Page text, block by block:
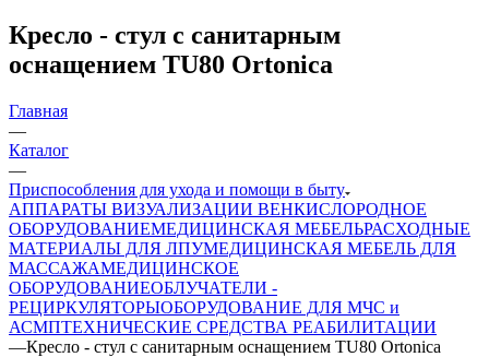
Кресло - стул с санитарным
оснащением TU80 Ortonica
Главная
—
Каталог
—
Приспособления для ухода и помощи в быту
АППАРАТЫ ВИЗУАЛИЗАЦИИ ВЕНКИСЛОРОДНОЕ
ОБОРУДОВАНИЕМЕДИЦИНСКАЯ МЕБЕЛЬРАСХОДНЫЕ
МАТЕРИАЛЫ ДЛЯ ЛПУМЕДИЦИНСКАЯ МЕБЕЛЬ ДЛЯ
МАССАЖАМЕДИЦИНСКОЕ
ОБОРУДОВАНИЕОБЛУЧАТЕЛИ -
РЕЦИРКУЛЯТОРЫОБОРУДОВАНИЕ ДЛЯ МЧС и
АСМПТЕХНИЧЕСКИЕ СРЕДСТВА РЕАБИЛИТАЦИИ
—Кресло - стул с санитарным оснащением TU80 Ortonica